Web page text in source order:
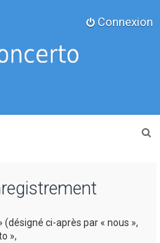
Connexion
(désigné ci-après par « nous »,
»,